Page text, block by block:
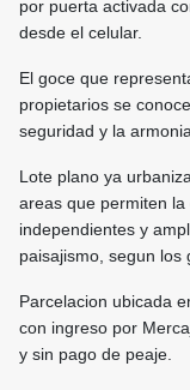
por puerta activada
desde el celular.
El goce que
propietarios se
seguridad y la
Lote plano ya
areas que permiten
independientes y
paisajismo, segun los
Parcelacion ubicada
con ingreso por
y sin pago de peaje.